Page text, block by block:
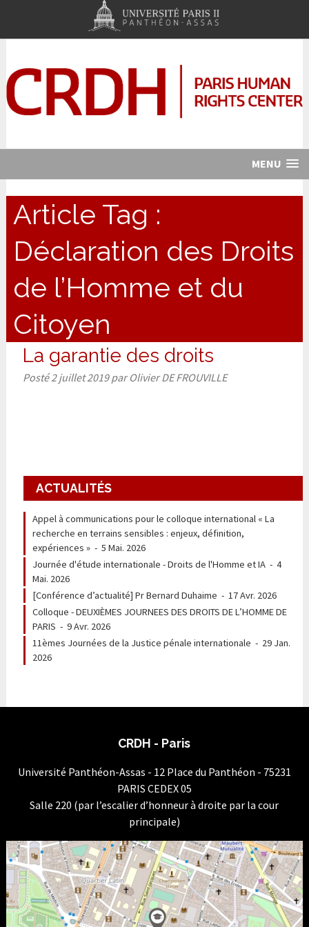
MENU
Article Tag :
Déclaration des Droits
de l’Homme et du
Citoyen
La garantie des droits
Posté2 juillet 2019 par Olivier DE FROUVILLE
ACTUALITÉS
Appel à communications pour le colloque international « La
recherche en terrains sensibles : enjeux, définition,
expériences »- 5 Mai. 2026
Journée d'étude internationale - Droits de l'Homme et IA- 4
Mai. 2026
[Conférence d’actualité] Pr Bernard Duhaime - 17 Avr. 2026
Colloque - DEUXIÈMES JOURNEES DES DROITS DE L’HOMME DE
PARIS - 9 Avr. 2026
11èmes Journées de la Justice pénale internationale - 29 Jan.
2026
CRDH - Paris
Université Panthéon-Assas - 12 Place du Panthéon - 75231
PARIS CEDEX 05
Salle 220 (par l’escalier d’honneur à droite par la cour
principale)